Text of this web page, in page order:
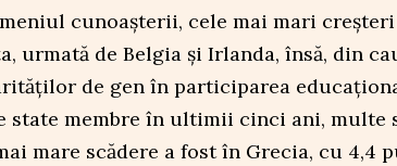
cunoașterii, cele mai mari
urmată de Belgia și Irlanda, însă, din
de gen în participarea
state membre în ultimii cinci ani, multe
mare scădere a fost în Grecia, cu 4,4